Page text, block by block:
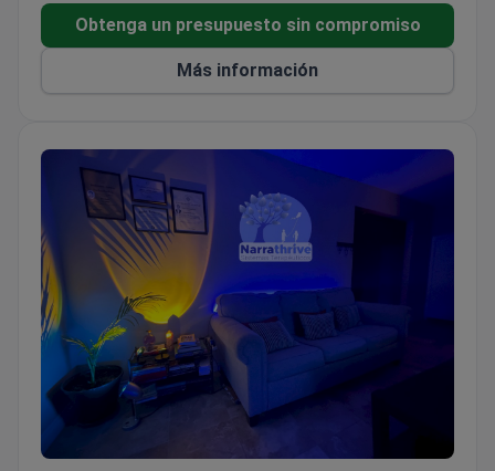
Obtenga un presupuesto sin compromiso
Más información